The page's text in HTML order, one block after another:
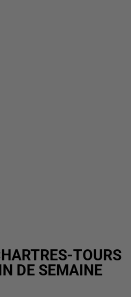
TOURS
DE SEMAINE